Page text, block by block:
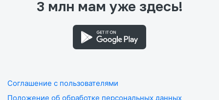
3 млн мам уже здесь!
Соглашение с пользователями
Положение об обработке персональных данных